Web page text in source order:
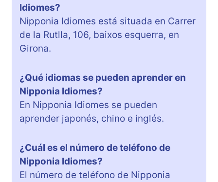
Idiomes?
Nipponia Idiomes está situada en Carrer
de la Rutlla, 106, baixos esquerra, en
Girona.
¿Qué idiomas se pueden aprender en
Nipponia Idiomes?
En Nipponia Idiomes se pueden
aprender japonés, chino e inglés.
¿Cuál es el número de teléfono de
Nipponia Idiomes?
El número de teléfono de Nipponia